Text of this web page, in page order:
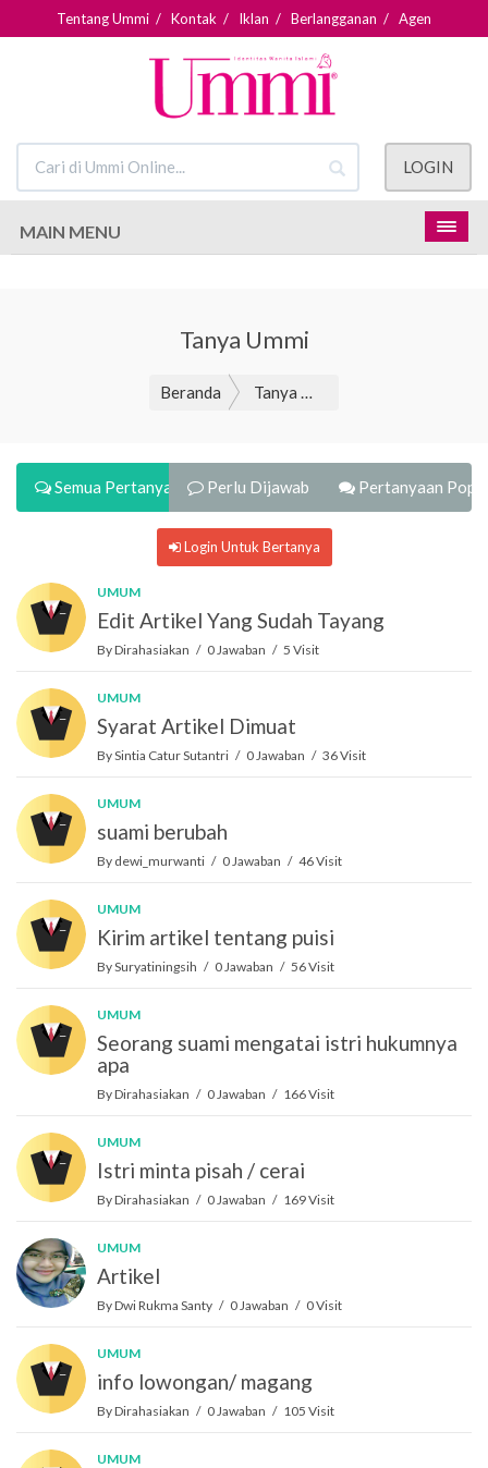
Tentang Ummi / Kontak / Iklan / Berlangganan / Agen
LOGIN
MAIN MENU
Tanya Ummi
Beranda Tanya Ummi
Semua Pertanyaan Perlu Dijawab Pertanyaan
Login Untuk Bertanya
UMUM
Edit Artikel Yang Sudah Tayang
By Dirahasiakan / 0 Jawaban / 5 Visit
UMUM
Syarat Artikel Dimuat
By Sintia Catur Sutantri / 0 Jawaban / 36 Visit
UMUM
suami berubah
By dewi_murwanti / 0 Jawaban / 46 Visit
UMUM
Kirim artikel tentang puisi
By Suryatiningsih / 0 Jawaban / 56 Visit
UMUM
Seorang suami mengatai istri hukumnya
apa
By Dirahasiakan / 0 Jawaban / 166 Visit
UMUM
Istri minta pisah / cerai
By Dirahasiakan / 0 Jawaban / 169 Visit
UMUM
Artikel
By Dwi Rukma Santy / 0 Jawaban / 0 Visit
UMUM
info lowongan/ magang
By Dirahasiakan / 0 Jawaban / 105 Visit
UMUM